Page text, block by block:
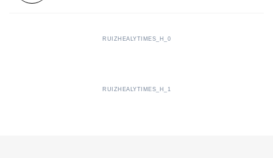
RUIZHEALYTIMES_H_0
RUIZHEALYTIMES_H_1